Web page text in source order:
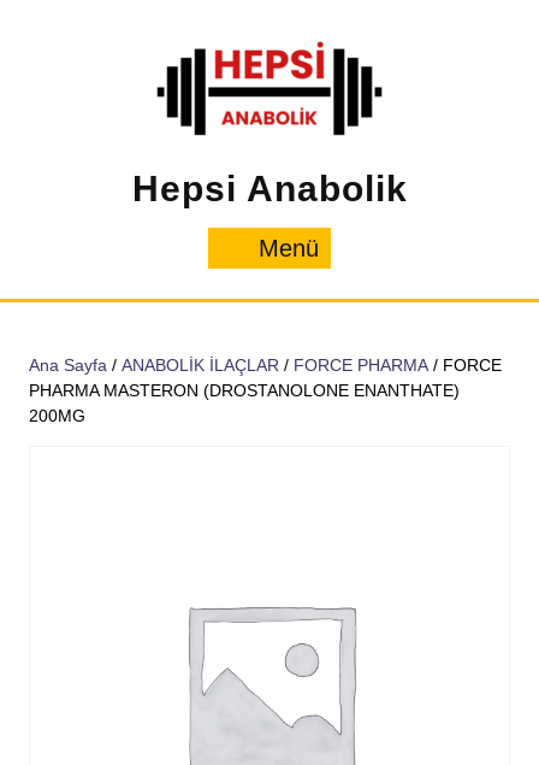
Hepsi Anabolik
Menü
Ana Sayfa / ANABOLİK İLAÇLAR / FORCE PHARMA / FORCE
PHARMA MASTERON (DROSTANOLONE ENANTHATE)
200MG